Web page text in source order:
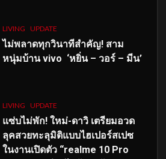
LIVING UPDATE
ไม่พลาดทุกวินาทีสำคัญ! สาม
หนุ่มบ้าน vivo ‘หยิ่น – วอร์ – มีน’
LIVING UPDATE
แซ่บไม่พัก! ใหม่-ดาวิ เตรียมอวด
ลุคสวยทะลุมิติแบบไฮเปอร์สเปซ
ในงานเปิดตัว “realme 10 Pro